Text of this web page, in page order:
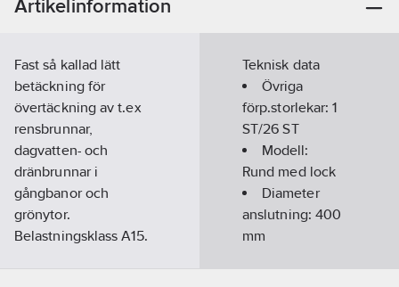
Artikelinformation
Fast så kallad lätt
betäckning för
övertäckning av t.ex
rensbrunnar,
dagvatten- och
dränbrunnar i
gångbanor och
grönytor.
Belastningsklass A15.
Teknisk data
Övriga
förp.storlekar:1
ST/26 ST
Modell:
Rund med lock
Diameter
anslutning: 400
mm